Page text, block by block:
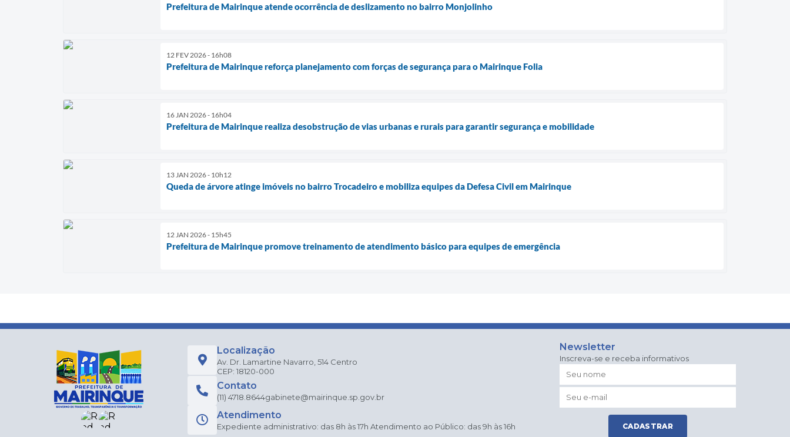
Prefeitura de Mairinque atende ocorrência de deslizamento no bairro Monjolinho
12 FEV 2026 - 16h08
Prefeitura de Mairinque reforça planejamento com forças de segurança para o Mairinque Folia
16 JAN 2026 - 16h04
Prefeitura de Mairinque realiza desobstrução de vias urbanas e rurais para garantir segurança e mobilidade
13 JAN 2026 - 10h12
Queda de árvore atinge imóveis no bairro Trocadeiro e mobiliza equipes da Defesa Civil em Mairinque
12 JAN 2026 - 15h45
Prefeitura de Mairinque promove treinamento de atendimento básico para equipes de emergência
Localização
Av. Dr. Lamartine Navarro, 514 Centro
CEP: 18120-000
Contato
(11) 4718.8644gabinete@mairinque.sp.gov.br
Atendimento
Expediente administrativo: das 8h às 17h Atendimento ao Público: das 9h às 16h
Newsletter
Inscreva-se e receba informativos
CADASTRAR